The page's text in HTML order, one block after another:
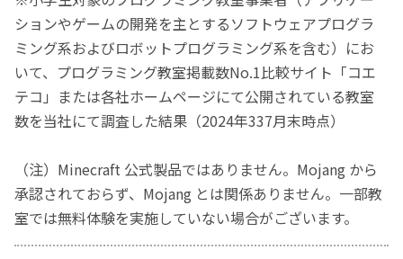
ションやゲームの開発を主とするソフトウェアプログラ
ミング系およびロボットプログラミング系を含む）にお
いて、プログラミング教室掲載数No.1比較サイト「コエ
テコ」または各社ホームページにて公開されている教室
数を当社にて調査した結果（2024年337月末時点）
（注）Minecraft 公式製品ではありません。Mojang から
承認されておらず、Mojang とは関係ありません。一部教
室では無料体験を実施していない場合がございます。